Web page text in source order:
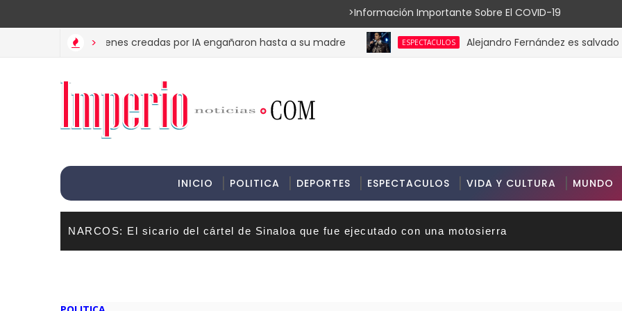
>Información Importante Sobre El COVID-19
>
Estas imágenes creadas por IA engañaron hasta a su madre ESPECTACULOS Alejandro Fernández es salvado por
INICIO POLITICA DEPORTES ESPECTACULOS VIDA Y CULTURA MUNDO
NARCOS: El sicario del cártel de Sinaloa que fue ejecutado con una motosierra